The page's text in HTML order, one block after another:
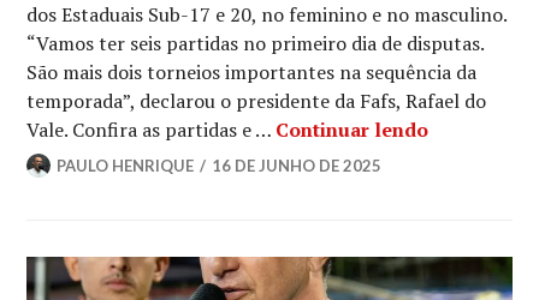
dos Estaduais Sub-17 e 20, no feminino e no masculino.
“Vamos ter seis partidas no primeiro dia de disputas.
São mais dois torneios importantes na sequência da
temporada”, declarou o presidente da Fafs, Rafael do
Vale. Confira as partidas e … Continuar lendo
PAULO HENRIQUE 16 DE JUNHO DE 2025